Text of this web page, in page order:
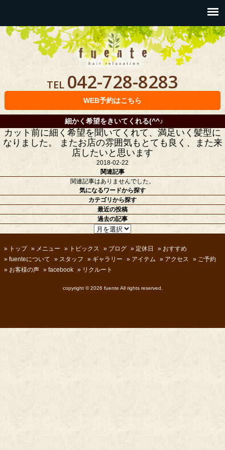
TEL 042-728-8283
WEB予約はこちら
細かく希望をきいてくれる(^^♪
カット前に細く希望を聞いてくれて、満足いく髪型に
なりました。 またお店の雰囲気もとても良く、また来
店したいと思います
2018-02-22
関連記事
関連記事はありませんでした。
気になるワードから探す
カテゴリから探す
最近の投稿
過去の記事
» トップ » メニュー » トピックス » ブログ » 定休日 » おすすめ
» fuenteについて » スタッフ » ギャラリー » アイテム » アクセス » ご予約
» お客様の声 » facebook » リクルート
copyright ©2026 fuente All rights reserved.